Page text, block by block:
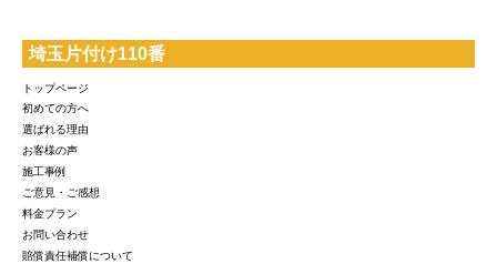
埼玉片付け110番
トップページ
初めての方へ
選ばれる理由
お客様の声
施工事例
ご意見・ご感想
料金プラン
お問い合わせ
賠償責任補償について